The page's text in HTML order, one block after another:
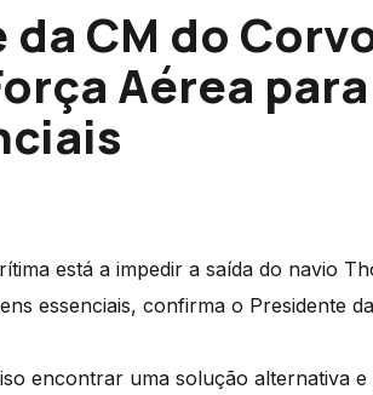
CM do
Aérea
está a impedir a saída do navio
essenciais, confirma o Presidente
encontrar uma solução alternativa